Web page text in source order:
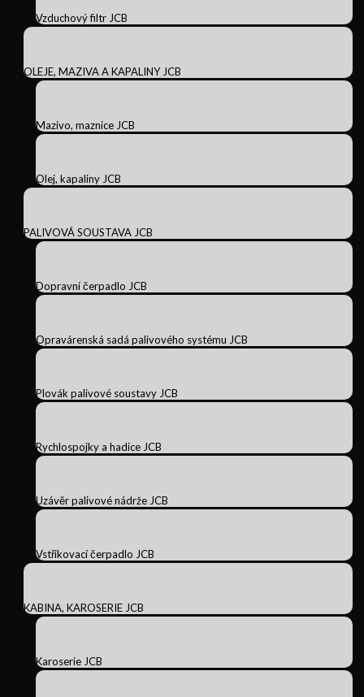
Vzduchový filtr JCB
OLEJE, MAZIVA A KAPALINY JCB
Mazivo, maznice JCB
Olej, kapaliny JCB
PALIVOVÁ SOUSTAVA JCB
Dopravní čerpadlo JCB
Opravárenská sadá palivového systému JCB
Plovák palivové soustavy JCB
Rychlospojky a hadice JCB
Uzávěr palivové nádrže JCB
Vstřikovací čerpadlo JCB
KABINA, KAROSERIE JCB
Karoserie JCB